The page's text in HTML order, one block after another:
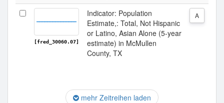
[fred_30060.07]
Indicator: Population
Estimate,: Total, Not Hispanic
or Latino, Asian Alone (5-year
estimate) in McMullen
County, TX
A
mehr Zeitreihen laden